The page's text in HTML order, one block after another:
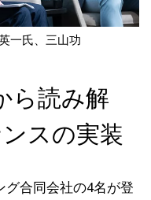
一氏、三山功
ら読み解
スの実装
グ合同会社の4名が登